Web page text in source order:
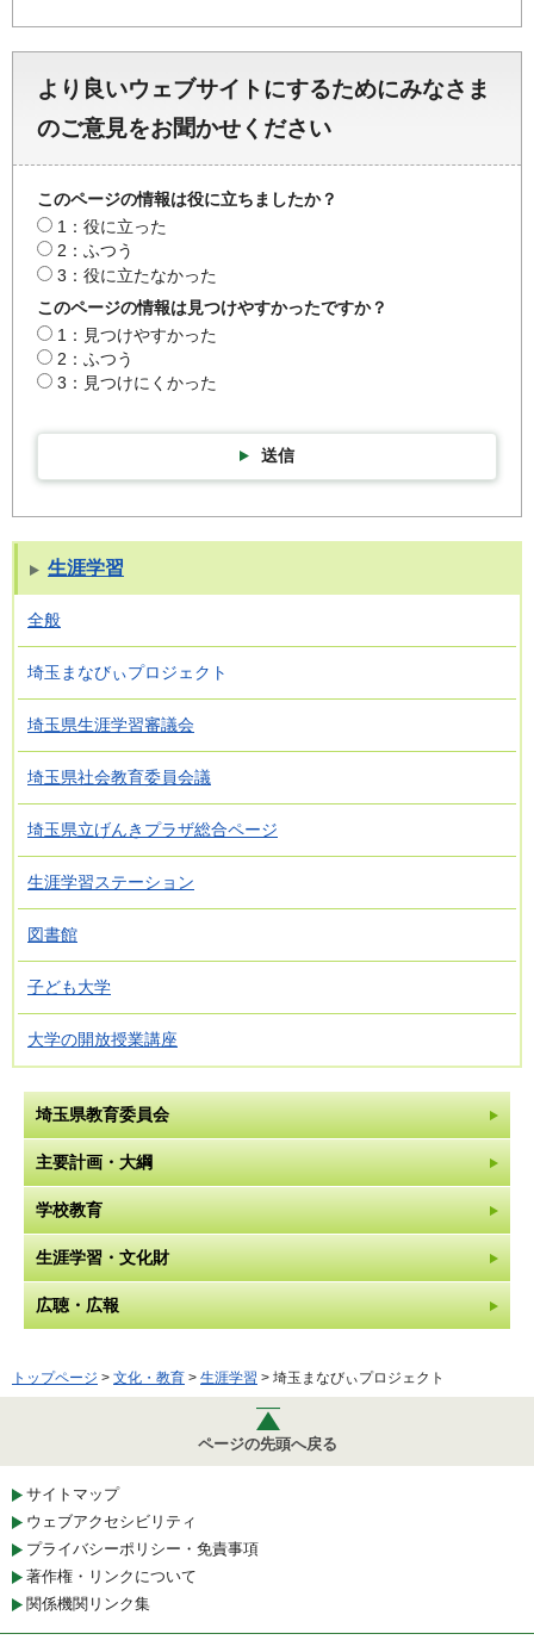
より良いウェブサイトにするためにみなさま
のご意見をお聞かせください
このページの情報は役に立ちましたか？
1：役に立った
2：ふつう
3：役に立たなかった
このページの情報は見つけやすかったですか？
1：見つけやすかった
2：ふつう
3：見つけにくかった
送信
生涯学習
全般
埼玉まなびぃプロジェクト
埼玉県生涯学習審議会
埼玉県社会教育委員会議
埼玉県立げんきプラザ総合ページ
生涯学習ステーション
図書館
子ども大学
大学の開放授業講座
埼玉県教育委員会
主要計画・大綱
学校教育
生涯学習・文化財
広聴・広報
トップページ > 文化・教育 > 生涯学習 > 埼玉まなびぃプロジェクト
ページの先頭へ戻る
サイトマップ
ウェブアクセシビリティ
プライバシーポリシー・免責事項
著作権・リンクについて
関係機関リンク集